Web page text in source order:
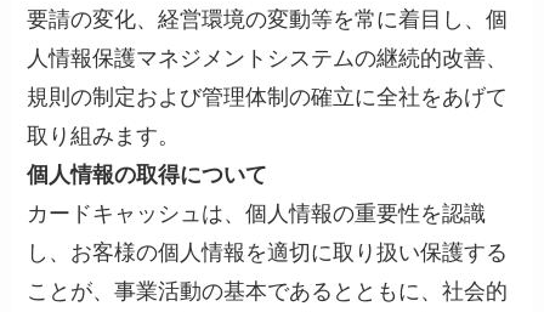
要請の変化、経営環境の変動等を常に着目し、個
人情報保護マネジメントシステムの継続的改善、
規則の制定および管理体制の確立に全社をあげて
取り組みます。
個人情報の取得について
カードキャッシュは、個人情報の重要性を認識
し、お客様の個人情報を適切に取り扱い保護する
ことが、事業活動の基本であるとともに、社会的